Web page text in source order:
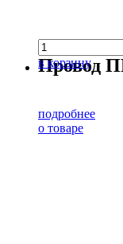
в корзину
Провод
подробнее
о товаре